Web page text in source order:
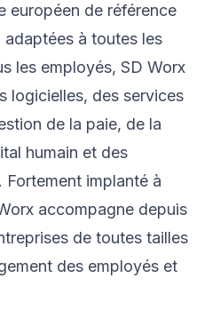
européen de référence
à toutes les
les employés, SD Worx
logicielles, des services
de la paie, de la
humain et des
Fortement implanté à
accompagne depuis
de toutes tailles
des employés et